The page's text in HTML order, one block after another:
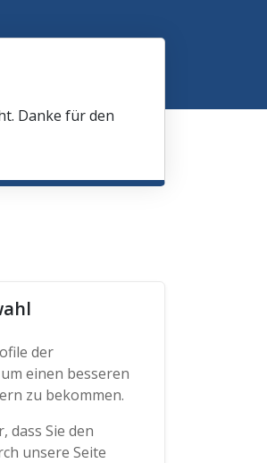
Danke für den
der
einen besseren
zu bekommen.
dass Sie den
unsere Seite